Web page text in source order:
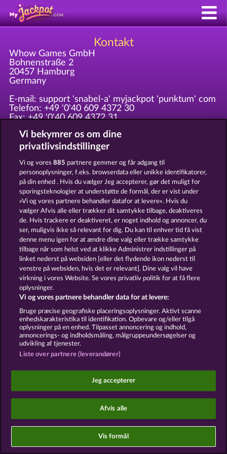
Kontakt
Whow Games GmbH
Bohnenstraße 2
20457 Hamburg
Germany
E-mail: support 'snabel-a' myjackpot 'punktum' com
Telefon: +49 '0'40 609 4372 30
Fax: +49 '0'40 609 4372 31
marketinganmodninger til marketing 'at' whow 'dot'
net!
Registreret ved Amtsgericht Hamburg HRB 126 959
CEO: Giovanni Valeriota, Jaeyoung Choi
Skattenummer: DE294031346
Vilkår og betingelser Datasikkerhed
Kontakt Virksomhed FAQ Ordliste
Tilsluttet program Facebook
Indsend anmodning om tilbagetrækning
Sociale kasinospil har udelukkende et
underholdningsformål og har absolut ingen
spil med rigtige penge.
©2026 Whow Games GmbH
Vi bekymrer os om dine
privatlivsindstillinger
Vi og vores885 partnere gemmer og får adgang til
personoplysninger, f.eks. browserdata eller unikke identifikatorer,
på din enhed . Hvis du vælger Jeg accepterer, gør det muligt for
sporingsteknologier at understøtte de formål, der er vist under
»Vi og vores partnere behandler datafor at levere«. Hvis du
vælger Afvis alle eller trækker dit samtykke tilbage, deaktiveres
de. Hvis trackere er deaktiveret, er noget indhold og annoncer, du
ser, muligvis ikke så relevant for dig. Du kan til enhver tid få vist
denne menu igen for at ændre dine valg eller trække samtykke
tilbage når som helst ved at klikke Administrer indstillinger på
linket nederst på websiden [eller det flydende ikon nederst til
venstre på websiden, hvis det er relevant]. Dine valg vil have
virkning i vores Website. Se vores privatliv politik for at få flere
oplysninger.
Vi og vores partnere behandler data for at levere:
Bruge præcise geografiske placeringsoplysninger. Aktivt scanne
enhedskarakteristika til identifikation. Opbevare og/eller tilgå
oplysninger på en enhed. Tilpasset annoncering og indhold,
annoncerings- og indholdsmåling, målgruppeundersøgelser og
udvikling af tjenester.
Liste over partnere (leverandører)
Jeg accepterer
Afvis alle
Vis formål